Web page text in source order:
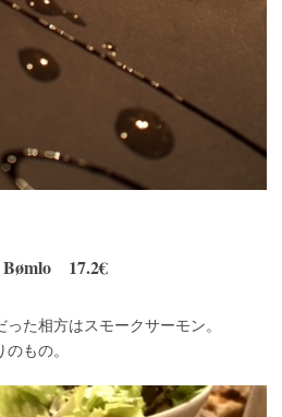
Bømlo 17.2€
た相方はスモークサーモン。
もの。